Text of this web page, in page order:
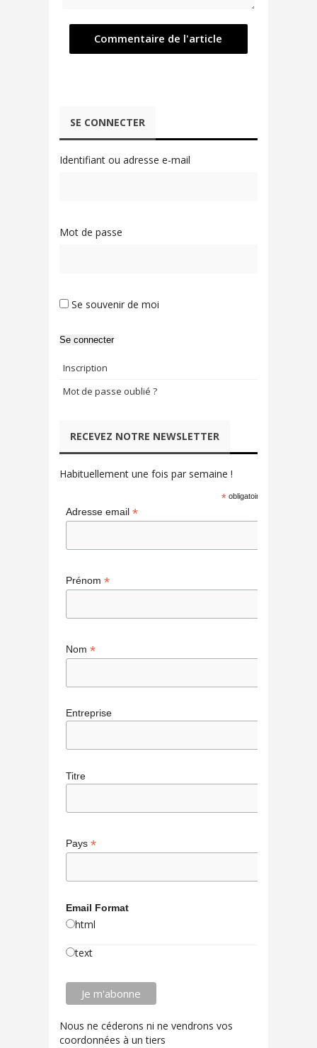
SE CONNECTER
Identifiant ou adresse e-mail
Mot de passe
Se souvenir de moi
Se connecter
Inscription
Mot de passe oublié ?
RECEVEZ NOTRE NEWSLETTER
Habituellement une fois par semaine !
* obligatoire
Adresse email *
Prénom *
Nom *
Entreprise
Titre
Pays *
Email Format
html
text
Nous ne céderons ni ne vendrons vos
coordonnées à un tiers